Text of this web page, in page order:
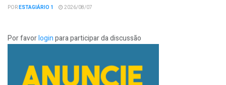
PORESTAGIÁRIO 1 2026/08/07
Por favorloginpara participar da discussão